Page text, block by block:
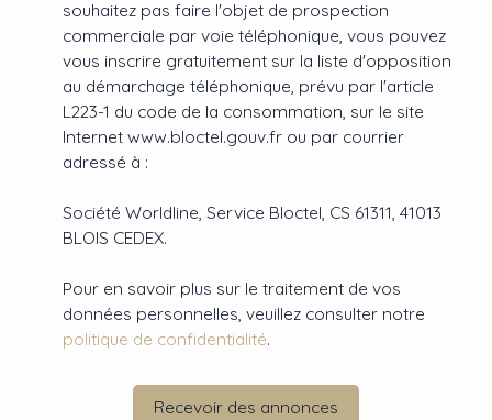
souhaitez pas faire l'objet de prospection
commerciale par voie téléphonique, vous pouvez
vous inscrire gratuitement sur la liste d'opposition
au démarchage téléphonique, prévu par l'article
L223-1 du code de la consommation, sur le site
Internet www.bloctel.gouv.fr ou par courrier
adressé à :
Société Worldline, Service Bloctel, CS 61311, 41013
BLOIS CEDEX.
Pour en savoir plus sur le traitement de vos
données personnelles, veuillez consulter notre
politique de confidentialité.
Recevoir des annonces